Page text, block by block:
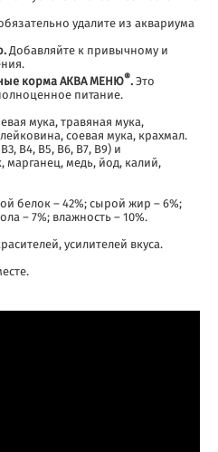
удалите из аквариума
Добавляйте к привычному и
корма АКВА МЕНЮ®. Это
питание.
мука, травяная мука,
соевая мука, крахмал.
B4, B5, B6, B7, B9) и
медь, йод, калий,
белок – 42%; сырой жир – 6%;
– 7%; влажность – 10%.
усилителей вкуса.